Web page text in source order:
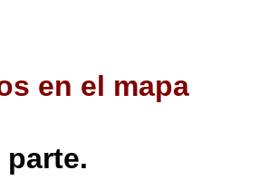
en el mapa
parte.